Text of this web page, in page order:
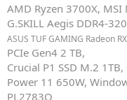
AMD Ryzen 3700X, MSI
G.SKILL Aegis DDR4-
ASUS TUF GAMING Radeon
PCIe Gen4 2 TB,
Crucial P1 SSD M.2
Power 11 650W,
PL2783Q